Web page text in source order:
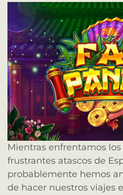
Mientras enfrentamos
frustrantes atascos de
probablemente hemos
de hacer nuestros viajes